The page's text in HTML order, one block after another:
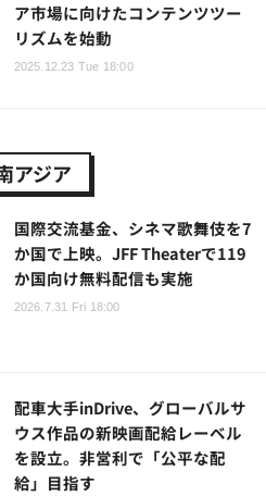
ア市場に向けたコンテンツツー
リズムを始動
2025.12.23 Tue 18:00
アジア
国際交流基金、シネマ歌舞伎を7
か国で上映。JFF Theaterで119
か国向け無料配信も実施
2026.7.31 Fri 18:00
配車大手inDrive、グローバルサ
ウス作品の新映画配給レーベル
を設立。非営利で「公平な配
給」目指す